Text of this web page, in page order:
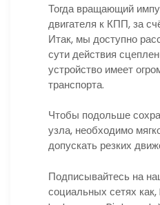
Тогда вращающий
двигателя к КПП, за
Итак, мы доступно
сути действия
устройство имеет
транспорта.
Чтобы подольше
узла, необходимо
допускать резких
Подписывайтесь на
социальных сетях